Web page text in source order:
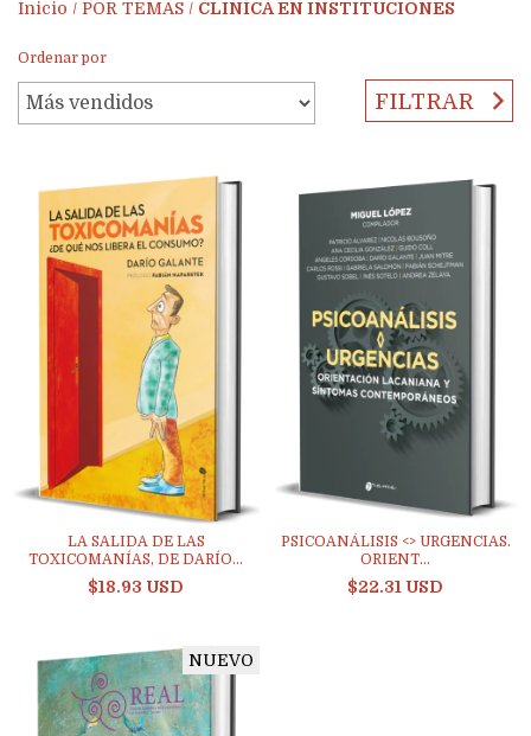
Inicio / POR TEMAS / CLINICA EN INSTITUCIONES
Ordenar por
FILTRAR
LA SALIDA DE LAS
TOXICOMANÍAS, DE DARÍO...
$18.93 USD
PSICOANÁLISIS <> URGENCIAS.
ORIENT...
$22.31 USD
NUEVO